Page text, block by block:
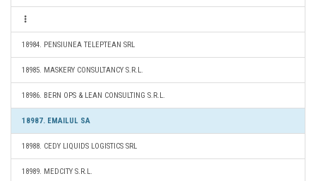
18984. PENSIUNEA TELEPTEAN SRL
18985. MASKERY CONSULTANCY S.R.L.
18986. BERN OPS & LEAN CONSULTING S.R.L.
18987. EMAILUL SA
18988. CEDY LIQUIDS LOGISTICS SRL
18989. MEDCITY S.R.L.